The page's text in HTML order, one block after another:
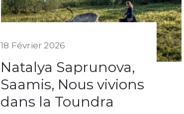
18 Février 2026
Natalya Saprunova,
Saamis, Nous vivions
dans la Toundra